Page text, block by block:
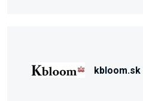
kbloom.sk